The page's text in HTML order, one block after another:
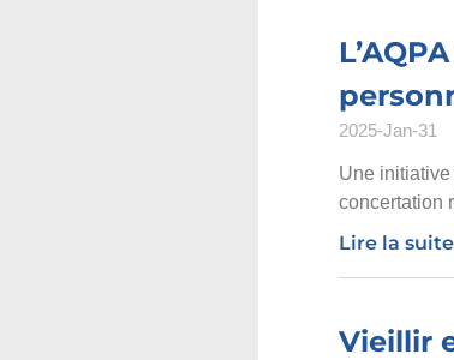
2025-Jan-31
Une initiative
concertation
Lire la
Vieillir